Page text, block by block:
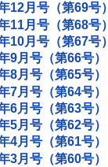
12月号（第69号）
11月号（第68号）
10月号（第67号）
9月号（第66号）
8月号（第65号）
7月号（第64号）
6月号（第63号）
5月号（第62号）
4月号（第61号）
3月号（第60号）